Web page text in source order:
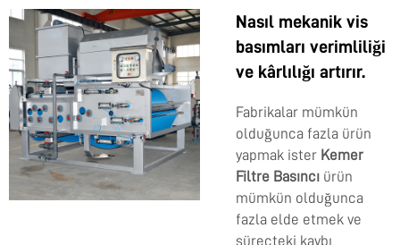
Nasıl mekanik vis
basımları verimliliği
ve kârlılığı artırır.
Fabrikalar mümkün
olduğunca fazla ürün
yapmak ister Kemer
Filtre Basıncı ürün
mümkün olduğunca
fazla elde etmek ve
süreçteki kaybı